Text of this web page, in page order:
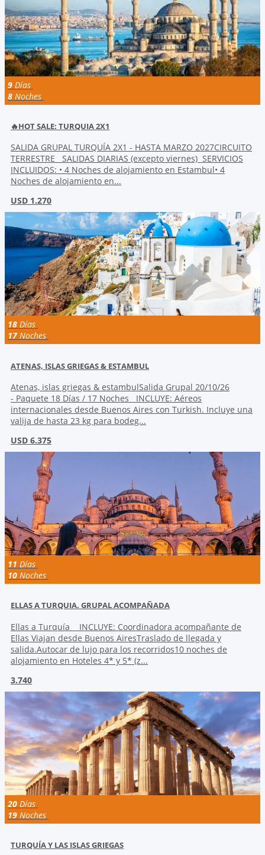
9 Días
8 Noches
🔥HOT SALE: TURQUIA 2X1
SALIDA GRUPAL TURQUÍA 2X1 - HASTA MARZO 2027CIRCUITO
TERRESTRE SALIDAS DIARIAS (excepto viernes) SERVICIOS
INCLUIDOS: • 4 Noches de alojamiento en Estambul• 4
Noches de alojamiento en...
USD 1.270
18 Días
17Noches
ATENAS, ISLAS GRIEGAS & ESTAMBUL
Atenas, islas griegas & estambulSalida Grupal 20/10/26
- Paquete 18 Días / 17 Noches INCLUYE: Aéreos
internacionales desde Buenos Aires con Turkish. Incluye una
valija de hasta 23 kg para bodeg...
USD 6.375
11 Días
10 Noches
ELLAS A TURQUIA. GRUPAL ACOMPAÑADA
Ellas a Turquía INCLUYE: Coordinadora acompañante de
Ellas Viajan desde Buenos AiresTraslado de llegada y
salida.Autocar de lujo para los recorridos10 noches de
alojamiento en Hoteles 4* y 5* (z...
3.740
20 Días
19 Noches
TURQUÍA Y LAS ISLAS GRIEGAS